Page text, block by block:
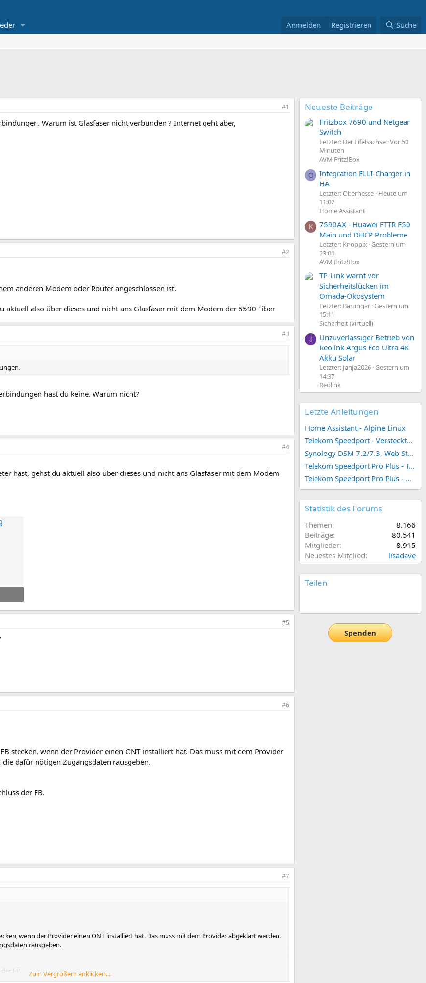
Anmelden Registrieren Suche
#1
Warum ist Glasfaser nicht verbunden ? Internet geht aber,
#2
anderen Modem oder Router angeschlossen ist.
aktuell also über dieses und nicht ans Glasfaser mit dem Modem der 5590 Fiber
#3
hast du keine. Warum nicht?
#4
hast, gehst du aktuell also über dieses und nicht ans Glasfaser mit dem Modem
#5
#6
stecken, wenn der Provider einen ONT installiert hat. Das muss mit dem Provider
dafür nötigen Zugangsdaten rausgeben.
der FB.
#7
wenn der Provider einen ONT installiert hat. Das muss mit dem Provider abgeklärt werden.
rausgeben.
FB.
Zum Vergrößern anklicken....
Neueste Beiträge
Fritzbox 7690 und Netgear
Switch
Letzter: Der Eifelsachse Vor 50
Minuten
AVM Fritz!Box
O
Integration ELLI-Charger in
HA
Letzter: Oberhesse Heute um
11:02
Home Assistant
K
7590AX - Huawei FTTR F50
Main und DHCP Probleme
Letzter: Knoppix Gestern um
23:00
AVM Fritz!Box
TP-Link warnt vor
Sicherheitslücken im
Omada-Ökosystem
Letzter: Barungar Gestern um
15:11
Sicherheit (virtuell)
J
Unzuverlässiger Betrieb von
Reolink Argus Eco Ultra 4K
Akku Solar
Letzter: JanJa2026 Gestern um
14:37
Reolink
Letzte Anleitungen
Home Assistant - Alpine Linux
Telekom Speedport - Versteckte Konfigurationen
Synology DSM 7.2/7.3, Web Station 4, Webdienst und Webportal erstellen (ehemals vHost)
Telekom Speedport Pro Plus - Telefonie einrichten
Telekom Speedport Pro Plus - Netzwerk einrichten
Statistik des Forums
Themen
8.166
Beiträge
80.541
Mitglieder
8.915
Neuestes Mitglied
lisadave
Teilen
Spenden